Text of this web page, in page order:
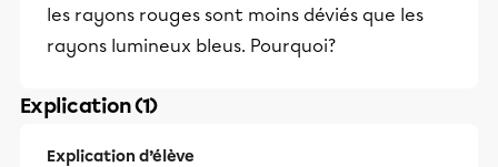
les rayons rouges sont moins déviés que les
rayons lumineux bleus. Pourquoi?
Explication (1)
Explication d’élève